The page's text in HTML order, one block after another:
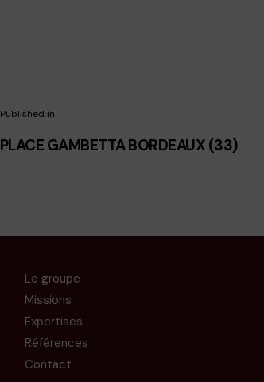
Published in
PLACE GAMBETTA BORDEAUX (33)
Le groupe
Missions
Expertises
Références
Contact